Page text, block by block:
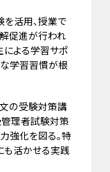
活用、授業で
促進が行われ
よる学習サポ
学習習慣が根
の受験対策講
管理者試験対策
強化を図る。特
も活かせる実践